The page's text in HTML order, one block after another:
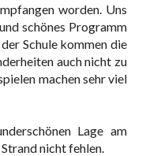
worden. Uns
schönes Programm
Schule kommen die
auch nicht zu
machen sehr viel
Lage am
nicht fehlen.